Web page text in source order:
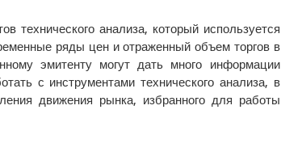
технического анализа, который используется
ряды цен и отраженный объем торгов в
эмитенту могут дать много информации
с инструментами технического анализа, в
движения рынка, избранного для работы